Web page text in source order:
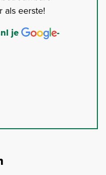
als eerste!
je
-